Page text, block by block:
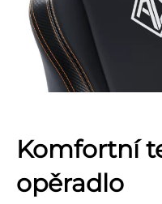
Komfortní
opěradlo